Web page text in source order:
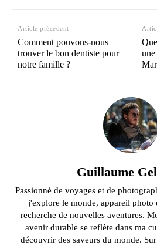
Article précédent
Comment pouvons-nous
trouver le bon dentiste pour
notre famille ?
Guillaume
Passionné de voyages et de
j'explore le monde, appareil photo
recherche de nouvelles aventures.
avenir durable se reflète dans ma
découvrir des saveurs du monde.